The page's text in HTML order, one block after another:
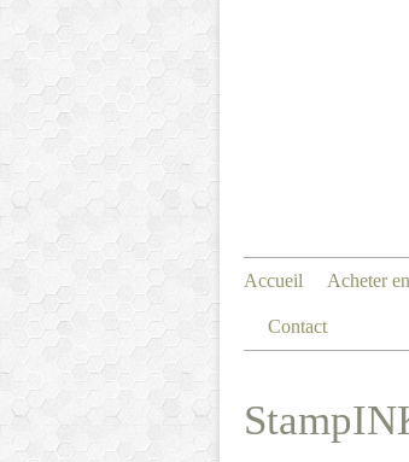
Accueil Acheter
Contact